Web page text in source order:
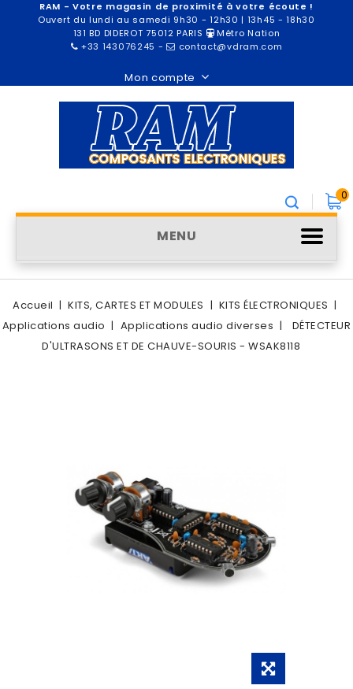
RAM - Votre magasin de proximité à votre écoute !
Ouvert du lundi au samedi 9h30 - 12h30 | 13h45 - 18h30
131 BD DIDEROT 75012 PARIS
Métro Nation
+33 143076245 - contact@vdram.com
Mon compte
0
MENU
Accueil KITS, CARTES ET MODULES
KITS ÉLECTRONIQUES
Applications audio
Applications audio diverses
DÉTECTEUR
D'ULTRASONS ET DE CHAUVE-SOURIS - WSAK8118